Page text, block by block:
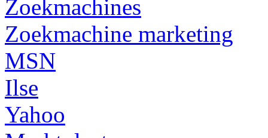
Zoekmachines
Zoekmachine marketing
MSN
Ilse
Yahoo